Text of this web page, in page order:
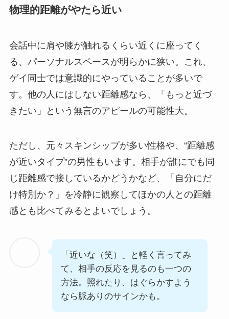
物理的距離がやたら近い
会話中に肩や膝が触れるくらい近くに座ってく
る、パーソナルスペースが明らかに狭い。これ、
ゲイ同士では意識的にやっていることが多いで
す。他の人にはしない距離感なら、「もっと近づ
きたい」という無言のアピールの可能性大。
ただし、元々スキンシップが多い性格や、“距離感
が近いタイプ”の男性もいます。相手が誰にでも同
じ距離感で接しているかどうかなど、「自分にだ
け特別か？」を冷静に観察してほかの人との距離
感とも比べてみるとよいでしょう。
「近いな（笑）」と軽く言ってみ
て、相手の反応を見るのも一つの
方法。照れたり、はぐらかすよう
なら脈ありのサインかも。